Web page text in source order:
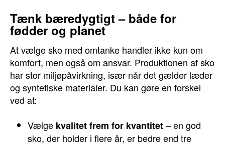
Tænk bæredygtigt – både for
fødder og planet
At vælge sko med omtanke handler ikke kun om
komfort, men også om ansvar. Produktionen af sko
har stor miljøpåvirkning, især når det gælder læder
og syntetiske materialer. Du kan gøre en forskel
ved at:
Vælge kvalitet frem for kvantitet– en god
sko, der holder i flere år, er bedre end tre